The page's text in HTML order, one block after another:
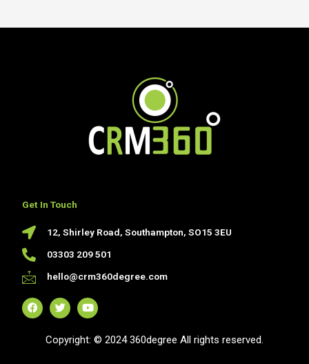
Get In Touch
12, Shirley Road, Southampton, SO15 3EU
03303 209 501
hello@crm360degree.com
F
a
c
T
w
i
t
Y
o
u
u
Copyright: © 2024 360degree All rights reserved.